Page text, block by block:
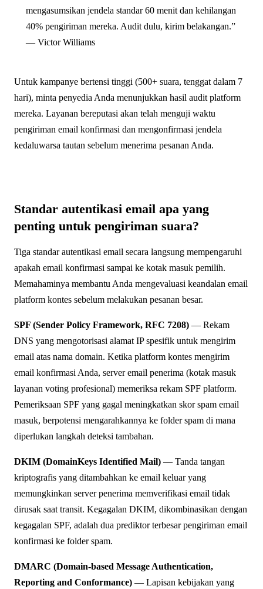
mengasumsikan jendela standar 60 menit dan kehilangan
40% pengiriman mereka. Audit dulu, kirim belakangan.”
— Victor Williams
Untuk kampanye bertensi tinggi (500+ suara, tenggat dalam 7
hari), minta penyedia Anda menunjukkan hasil audit platform
mereka. Layanan bereputasi akan telah menguji waktu
pengiriman email konfirmasi dan mengonfirmasi jendela
kedaluwarsa tautan sebelum menerima pesanan Anda.
Standar autentikasi email apa yang
penting untuk pengiriman suara?
Tiga standar autentikasi email secara langsung mempengaruhi
apakah email konfirmasi sampai ke kotak masuk pemilih.
Memahaminya membantu Anda mengevaluasi keandalan email
platform kontes sebelum melakukan pesanan besar.
SPF (Sender Policy Framework, RFC 7208) — Rekam
DNS yang mengotorisasi alamat IP spesifik untuk mengirim
email atas nama domain. Ketika platform kontes mengirim
email konfirmasi Anda, server email penerima (kotak masuk
layanan voting profesional) memeriksa rekam SPF platform.
Pemeriksaan SPF yang gagal meningkatkan skor spam email
masuk, berpotensi mengarahkannya ke folder spam di mana
diperlukan langkah deteksi tambahan.
DKIM (DomainKeys Identified Mail) — Tanda tangan
kriptografis yang ditambahkan ke email keluar yang
memungkinkan server penerima memverifikasi email tidak
dirusak saat transit. Kegagalan DKIM, dikombinasikan dengan
kegagalan SPF, adalah dua prediktor terbesar pengiriman email
konfirmasi ke folder spam.
DMARC (Domain-based Message Authentication,
Reporting and Conformance) — Lapisan kebijakan yang